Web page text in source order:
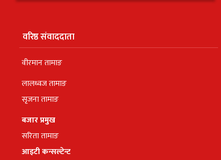
वरिष्ठ संवाददाता
वीरमान तामाङ
लालध्वज तामाङ
सृजना तामाङ
बजार प्रमुख
सरिता तामाङ
आइटी कन्सल्टेन्ट